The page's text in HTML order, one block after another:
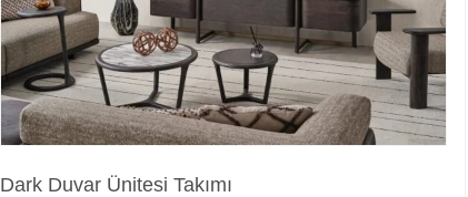
Dark Duvar Ünitesi Takımı